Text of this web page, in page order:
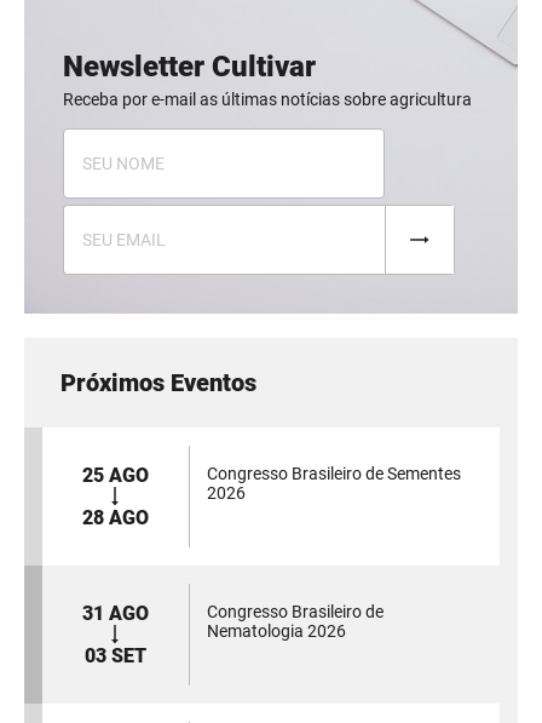
Newsletter Cultivar
Receba por e-mail as últimas notícias sobre agricultura
Próximos Eventos
25 AGO
28 AGO
Congresso Brasileiro de Sementes
2026
31 AGO
03 SET
Congresso Brasileiro de
Nematologia 2026